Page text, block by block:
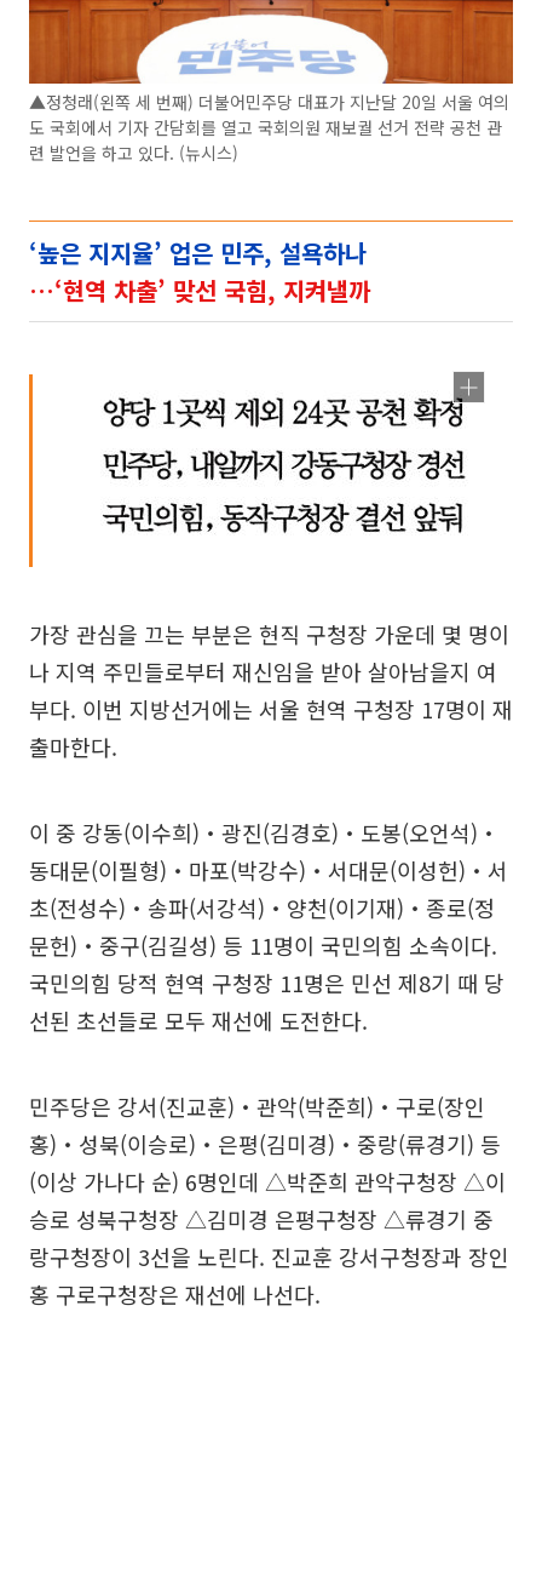
▲정청래(왼쪽 세 번째) 더불어민주당 대표가 지난달 20일 서울 여의
도 국회에서 기자 간담회를 열고 국회의원 재보궐 선거 전략 공천 관
련 발언을 하고 있다. (뉴시스)
‘높은 지지율’ 업은 민주, 설욕하나
…‘현역 차출’ 맞선 국힘, 지켜낼까
가장 관심을 끄는 부분은 현직 구청장 가운데 몇 명이
나 지역 주민들로부터 재신임을 받아 살아남을지 여
부다. 이번 지방선거에는 서울 현역 구청장 17명이 재
출마한다.
이 중 강동(이수희)‧광진(김경호)‧도봉(오언석)‧
동대문(이필형)‧마포(박강수)‧서대문(이성헌)‧서
초(전성수)‧송파(서강석)‧양천(이기재)‧종로(정
문헌)‧중구(김길성) 등 11명이 국민의힘 소속이다.
국민의힘 당적 현역 구청장 11명은 민선 제8기 때 당
선된 초선들로 모두 재선에 도전한다.
민주당은 강서(진교훈)‧관악(박준희)‧구로(장인
홍)‧성북(이승로)‧은평(김미경)‧중랑(류경기) 등
(이상 가나다 순) 6명인데 △박준희 관악구청장 △이
승로 성북구청장 △김미경 은평구청장 △류경기 중
랑구청장이 3선을 노린다. 진교훈 강서구청장과 장인
홍 구로구청장은 재선에 나선다.